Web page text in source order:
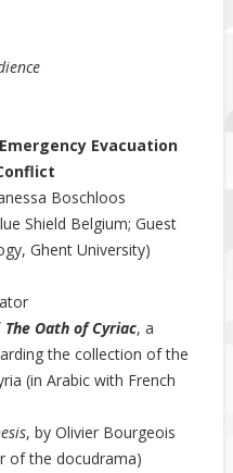
Evacuation
Boschloos
Shield Belgium; Guest
Ghent University)
The Oath of Cyriac, a
the collection of the
(in Arabic with French
, by Olivier Bourgeois
of the docudrama)